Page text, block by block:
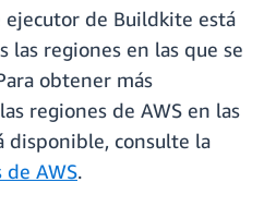
ejecutor de Buildkite está
las regiones en las que se
obtener más
regiones de AWS en las
disponible, consulte la
AWS.